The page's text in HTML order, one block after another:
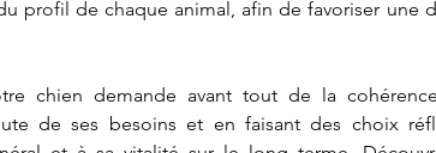
profil de chaque animal, afin de favoriser une
chien demande avant tout de la
de ses besoins et en faisant des choix